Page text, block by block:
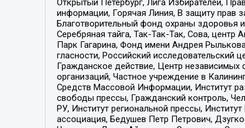
Открытый Петербург, Лига Избирателей,
информации, Горячая Линия, В защиту прав
Благотворительный фонд охраны
Серебряная тайга, Так-Так-Так, Сова,
Парк Гагарина, Фонд имени Андрея
гласности, Российский исследовательский
Гражданское действие, Центр
организаций, Частное учреждение в
Средств Массовой Информации, Институт
свободы прессы, Гражданский контроль,
РУ, Институт региональной прессы,
ассоциация, Бедушев Петр Петрович,